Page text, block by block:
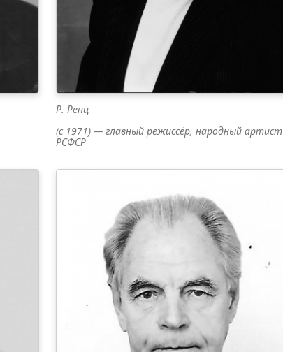
Р. Ренц
(с 1971) — главный режиссёр, народный артист
РСФСР